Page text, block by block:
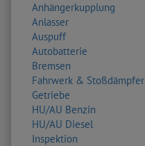
Anhängerkupplung
Anlasser
Auspuff
Autobatterie
Bremsen
Fahrwerk & Stoßdämpfer
Getriebe
HU/AU Benzin
HU/AU Diesel
Inspektion